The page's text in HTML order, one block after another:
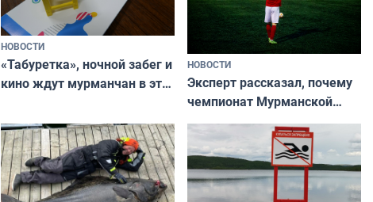
НОВОСТИ
«Табуретка», ночной забег и
кино ждут мурманчан в эти
НОВОСТИ
Эксперт рассказал, почему
чемпионат Мурманской
области по футболу остался
незамеченным